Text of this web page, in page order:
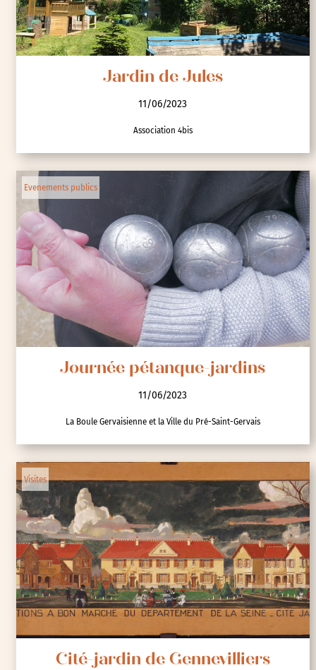
Jardin de Jules
11/06/2023
Association 4bis
Evenements publics
Journée pétanque-jardins
11/06/2023
La Boule Gervaisienne et la Ville du Pré-Saint-Gervais
Visites
Cité-jardin de Gennevilliers